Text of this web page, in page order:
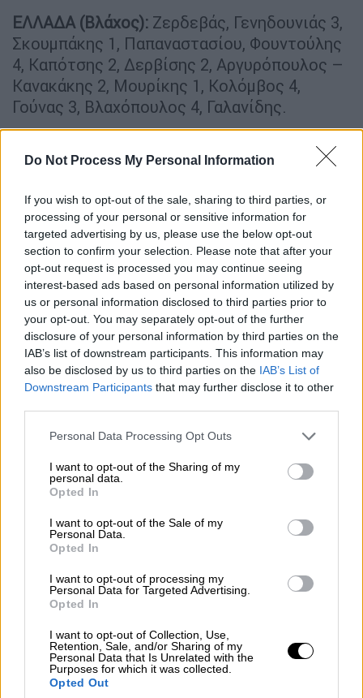
Do Not Process My Personal Information
If you wish to opt-out of the sale, sharing to third parties, or
processing of your personal or sensitive information for
targeted advertising by us, please use the below opt-out
section to confirm your selection. Please note that after your
opt-out request is processed you may continue seeing
interest-based ads based on personal information utilized by
us or personal information disclosed to third parties prior to
your opt-out. You may separately opt-out of the further
disclosure of your personal information by third parties on the
IAB’s list of downstream participants. This information may
also be disclosed by us to third parties on the IAB’s List of
Downstream Participants that may further disclose it to other
Please note that this website/app uses one or more Google
not limited to your visit or usage behaviour. You may click to
grant or deny consent to Google and its third-party tags to
use your data for below specified purposes in below Google
consent section.
Personal Data Processing Opt Outs
I want to opt-out of the Sharing of my
personal data.
Opted In
I want to opt-out of the Sale of my
Personal Data.
Opted In
I want to opt-out of processing my
Personal Data for Targeted Advertising.
Opted In
I want to opt-out of Collection, Use,
Retention, Sale, and/or Sharing of my
Personal Data that Is Unrelated with the
Purposes for which it was collected.
Opted Out
ΕΛΛΑΔΑ (Βλάχος): Ζερδεβάς, Γενηδουνιάς 3,
Σκουμπάκης 1, Παπαναστασίου, Φουντούλης
4, Καπότσης 2, Δερβίσης 2, Αργυρόπουλος –
Κανακάκης 2, Μουρίκης 1, Κολόμβος 4,
Γούνας 3, Βλαχόπουλος 4, Γαλανίδης.
Κούβα
Αντίθετα, η Εθνική πόλο γυναικών κατώτερη
των περιστάσεωνγνώρισε βαριά ήττααπό
την Ισπανία με 14-4 (6-1, 2-2, 3-0, 3-1). Στο
άλλο παιχνίδι του ομίλου το Καζακστάν
νίκησε την Κούβα με 9-6. Την Τρίτη η
ελληνική ομάδα αντιμετωπίσει την Κούβα
και την Πέμπτη το Καζακστάν.
ΕΛΛΑΔΑ (Μορφέσης):
Τσουκαλά 1, Μπενέκου, Ελευθεριάδου 1,
Πάτρα, Αβραμίδου, Ασημάκη 1, Χυδηριώτη,
Κώτσια, Νίνου, Πλευρίτου Ελ., Ξενάκη 1,
Κοτσιώνη.